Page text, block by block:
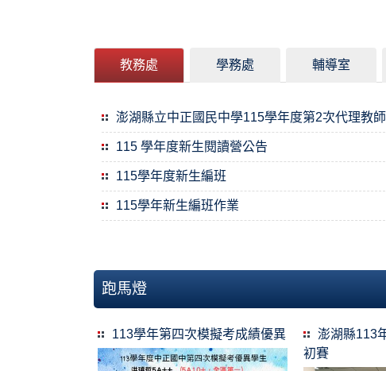
教務處 學務處 輔導室
澎湖縣立中正國民中學115學年度第2次代理教
115 學年度新生閱讀營公告
115學年度新生編班
115學年新生編班作業
跑馬燈
113學年第四次模擬考成績優異
澎湖縣113
初賽